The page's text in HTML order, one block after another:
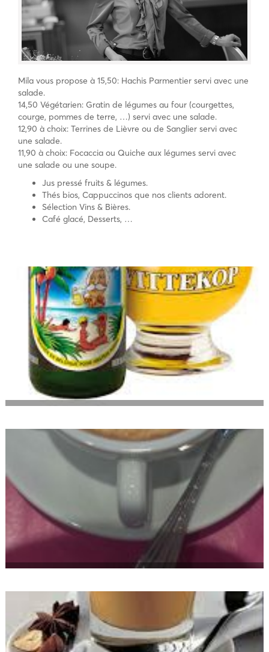
Mila vous propose à 15,50: Hachis Parmentier servi avec une
salade.
14,50 Végétarien: Gratin de légumes au four (courgettes,
courge, pommes de terre, …) servi avec une salade.
12,90 à choix: Terrines de Lièvre ou de Sanglier servi avec
une salade.
11,90 à choix: Focaccia ou Quiche aux légumes servi avec
une salade ou une soupe.
Jus pressé fruits & légumes.
Thés bios, Cappuccinos que nos clients adorent.
Sélection Vins & Bières.
Café glacé, Desserts, …